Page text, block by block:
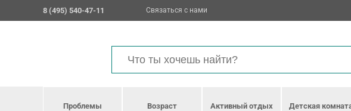
8 (495) 540-47-11 Связаться с нами
Проблемы Возраст Активный отдых Детская